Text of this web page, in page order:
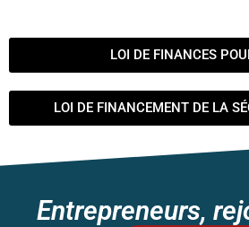
LOI DE FINANCES
LOI DE FINANCEMENT DE LA
Entrepreneurs,